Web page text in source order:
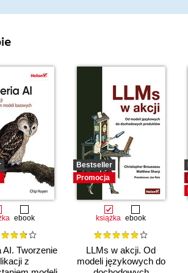
ebook
AI. Tworzenie
z
Bestseller
Promocja
książka ebook
LLMs w akcji. Od
modeli językowych do